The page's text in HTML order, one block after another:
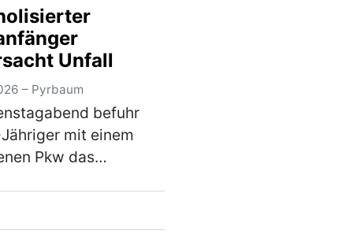
mit der
2238 die
eine…(mehr)
Unfall
– Pyrbaum
befuhr
mit einem
Pkw das